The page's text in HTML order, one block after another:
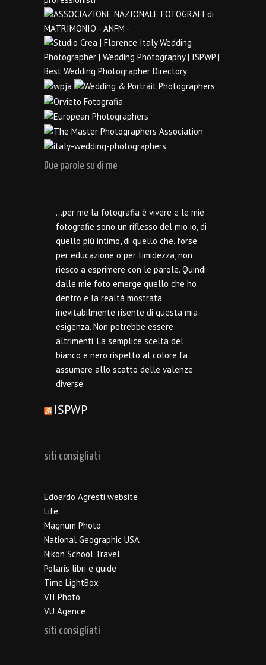
Due parole su di me
…per me la fotografia è vivere e le mie
fotografie sono un riflesso del mio io, di
quello più intimo, di quello che, forse
per educazione o per timidezza, non
riesco a esprimere con le parole. Quindi
dalle mie foto emerge quello che ho
dentro e la realtà mostrata
inevitabilmente risente di questa mia
esigenza. Non potrebbe essere
altrimenti. La semplice scelta del
bianco e nero rispetto al colore fa
assumere allo scatto delle valenze
diverse.
ISPWP
siti consigliati
Edoardo Agresti website
Life
Magnum Photo
National Geographic USA
Nikon School Travel
Polaris libri e guide
Time LightBox
VII Photo
VU Agence
siti consigliati